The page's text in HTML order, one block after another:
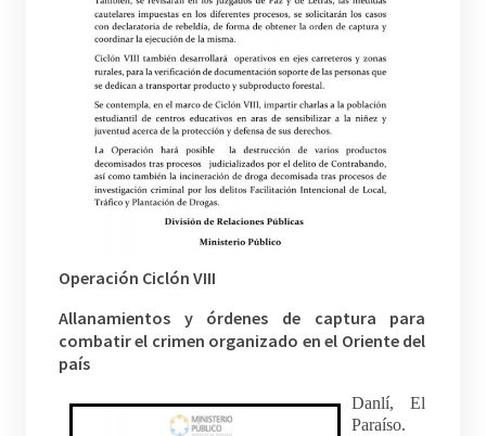
Operación Ciclón VIII
Allanamientos y órdenes de captura para
combatir el crimen organizado en el Oriente del
país
Danlí, El
Paraíso.